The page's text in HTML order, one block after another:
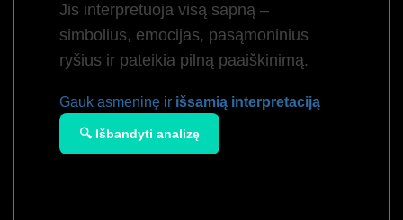
Jis interpretuoja visą sapną –
simbolius, emocijas, pasąmoninius
ryšius ir pateikia pilną paaiškinimą.
Gauk asmeninę ir išsamią interpretaciją
🔍 Išbandyti analizę